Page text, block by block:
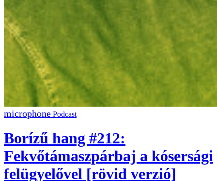
Podcast
Borízű hang #212:
Fekvőtámaszpárbaj a kósersági
felügyelővel [rövid verzió]